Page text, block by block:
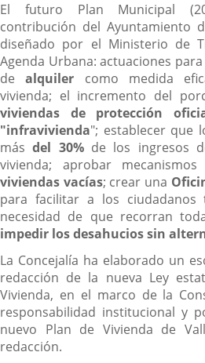
El futuro Plan Municipal
contribución del Ayuntamiento
diseñado por el Ministerio de
Agenda Urbana: actuaciones
dealquiler como medida
vivienda; el incremento del
viviendas de protección
"infravivienda"; establecer que
másdel 30%de los ingresos
vivienda; aprobar
viviendas vacías; crear una
para facilitar a los ciudadanos
necesidad de que recorran
impedir los desahucios sin
La Concejalía ha elaborado un
redacción de la nueva Ley
Vivienda, en el marco de la
responsabilidad institucional y
nuevo Plan de Vivienda de
redacción.